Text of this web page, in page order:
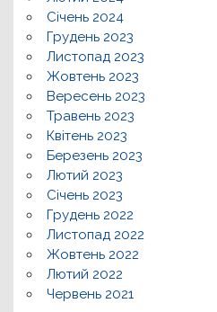
Січень 2024
Грудень 2023
Листопад 2023
Жовтень 2023
Вересень 2023
Травень 2023
Квітень 2023
Березень 2023
Лютий 2023
Січень 2023
Грудень 2022
Листопад 2022
Жовтень 2022
Лютий 2022
Червень 2021